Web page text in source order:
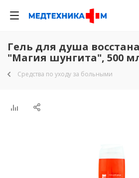
Гель для душа
"Магия шунгита", 500
Средства по уходу за больными